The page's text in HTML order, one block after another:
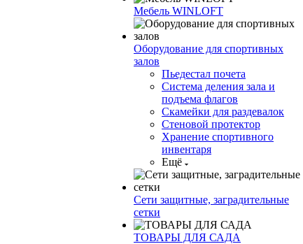
Мебель WINLOFT
Оборудование для спортивных
залов
Пьедестал почета
Система деления зала и
подъема флагов
Скамейки для раздевалок
Стеновой протектор
Хранение спортивного
инвентаря
Ещё
Сети защитные, заградительные
сетки
ТОВАРЫ ДЛЯ САДА